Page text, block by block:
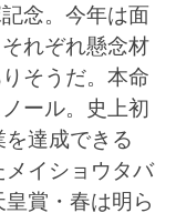
念。今年は面
れぞれ懸念材
そうだ。本命
ール。史上初
達成できる
イショウタバ
賞・春は明ら